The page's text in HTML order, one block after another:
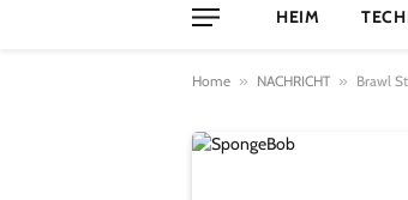
HEIM
Home » NACHRICHT » Brawl